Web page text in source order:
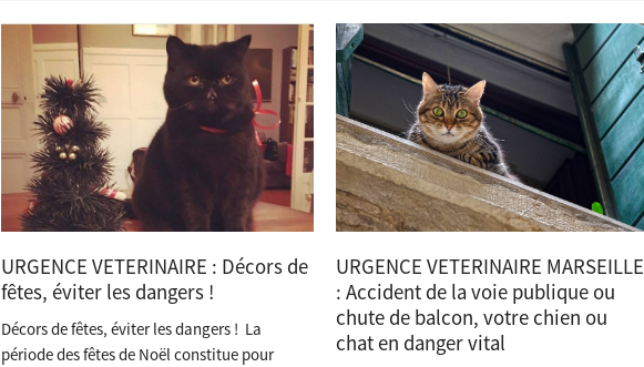
URGENCE VETERINAIRE : Décors de
fêtes, éviter les dangers !
Décors de fêtes, éviter les dangers ! La
période des fêtes de Noël constitue pour
URGENCE VETERINAIRE MARSEILLE
: Accident de la voie publique ou
chute de balcon, votre chien ou
chat en danger vital